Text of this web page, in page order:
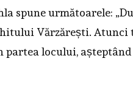
spune următoarele:
Vărzărești. Atunci
locului,